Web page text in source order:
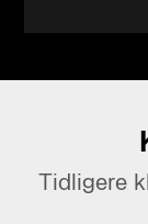
Tidligere